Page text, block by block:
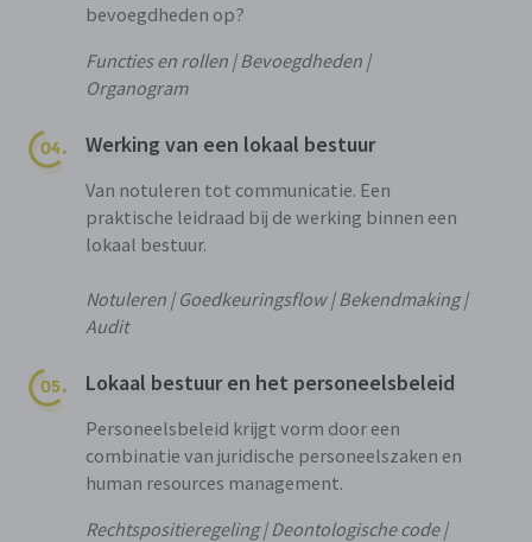
bevoegdheden op?
Functies en rollen | Bevoegdheden |
Organogram
Werking van een lokaal bestuur
Van notuleren tot communicatie. Een
praktische leidraad bij de werking binnen een
lokaal bestuur.
Notuleren | Goedkeuringsflow | Bekendmaking |
Audit
Lokaal bestuur en het personeelsbeleid
Personeelsbeleid krijgt vorm door een
combinatie van juridische personeelszaken en
human resources management.
Rechtspositieregeling | Deontologische code |